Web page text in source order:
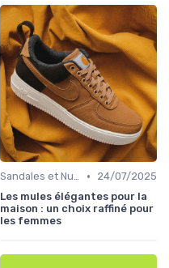
Sandales et Nu-pieds •
24/07/2025
Les mules élégantes pour la
maison : un choix raffiné pour
les femmes